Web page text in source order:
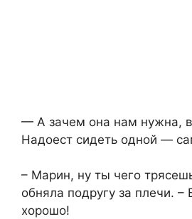
— А зачем она нам нужна,
Надоест сидеть одной —
– Марин, ну ты чего
обняла подругу за плечи. –
хорошо!